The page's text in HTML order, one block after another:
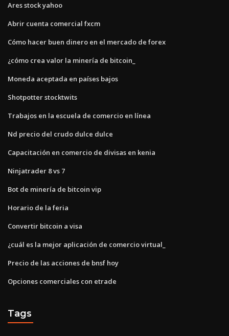
Ares stock yahoo
Abrir cuenta comercial fxcm
Cómo hacer buen dinero en el mercado de forex
¿cómo crea valor la minería de bitcoin_
Moneda aceptada en países bajos
Shotpotter stocktwits
Trabajos en la escuela de comercio en línea
Nd precio del crudo dulce dulce
Capacitación en comercio de divisas en kenia
Ninjatrader 8 vs 7
Bot de minería de bitcoin vip
Horario de la feria
Convertir bitcoin a visa
¿cuál es la mejor aplicación de comercio virtual_
Precio de las acciones de bnsf hoy
Opciones comerciales con etrade
Tags